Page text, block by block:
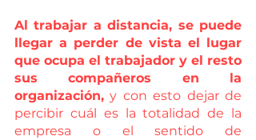
Al trabajar a distancia, se puede
llegar a perder de vista el lugar
que ocupa el trabajador y el resto
sus compañeros en la
organización, y con esto dejar de
percibir cuál es la totalidad de la
empresa o el sentido de